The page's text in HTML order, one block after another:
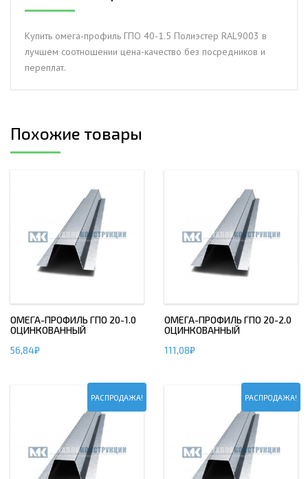
RAL9003
Купить омега-профиль ГПО 40-1.5 Полиэстер RAL9003 в
лучшем соотношении цена-качество без посредников и
переплат.
Похожие товары
ОМЕГА-ПРОФИЛЬ ГПО 20-1.0
ОЦИНКОВАННЫЙ
56,84₽
ОМЕГА-ПРОФИЛЬ ГПО 20-2.0
ОЦИНКОВАННЫЙ
111,08₽
РАСПРОДАЖА! РАСПРОДАЖА!